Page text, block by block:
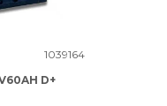
1039164
D+